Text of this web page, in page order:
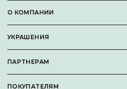
О КОМПАНИИ
Вакансии
УКРАШЕНИЯ
Кольца
ПАРТНЕРАМ
ПОКУПАТЕЛЯМ